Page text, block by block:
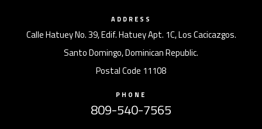
ADDRESS
Calle Hatuey No. 39, Edif. Hatuey Apt. 1C, Los Cacicazgos.
Santo Domingo, Dominican Republic.
Postal Code 11108
PHONE
809-540-7565